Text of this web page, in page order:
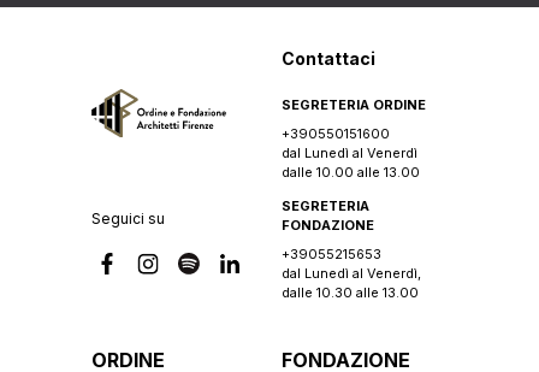
Seguici su
Contattaci
SEGRETERIA ORDINE
+390550151600
dal Lunedì al Venerdì
dalle 10.00 alle 13.00
SEGRETERIA
FONDAZIONE
+39055215653
dal Lunedì al Venerdì,
dalle 10.30 alle 13.00
ORDINE FONDAZIONE